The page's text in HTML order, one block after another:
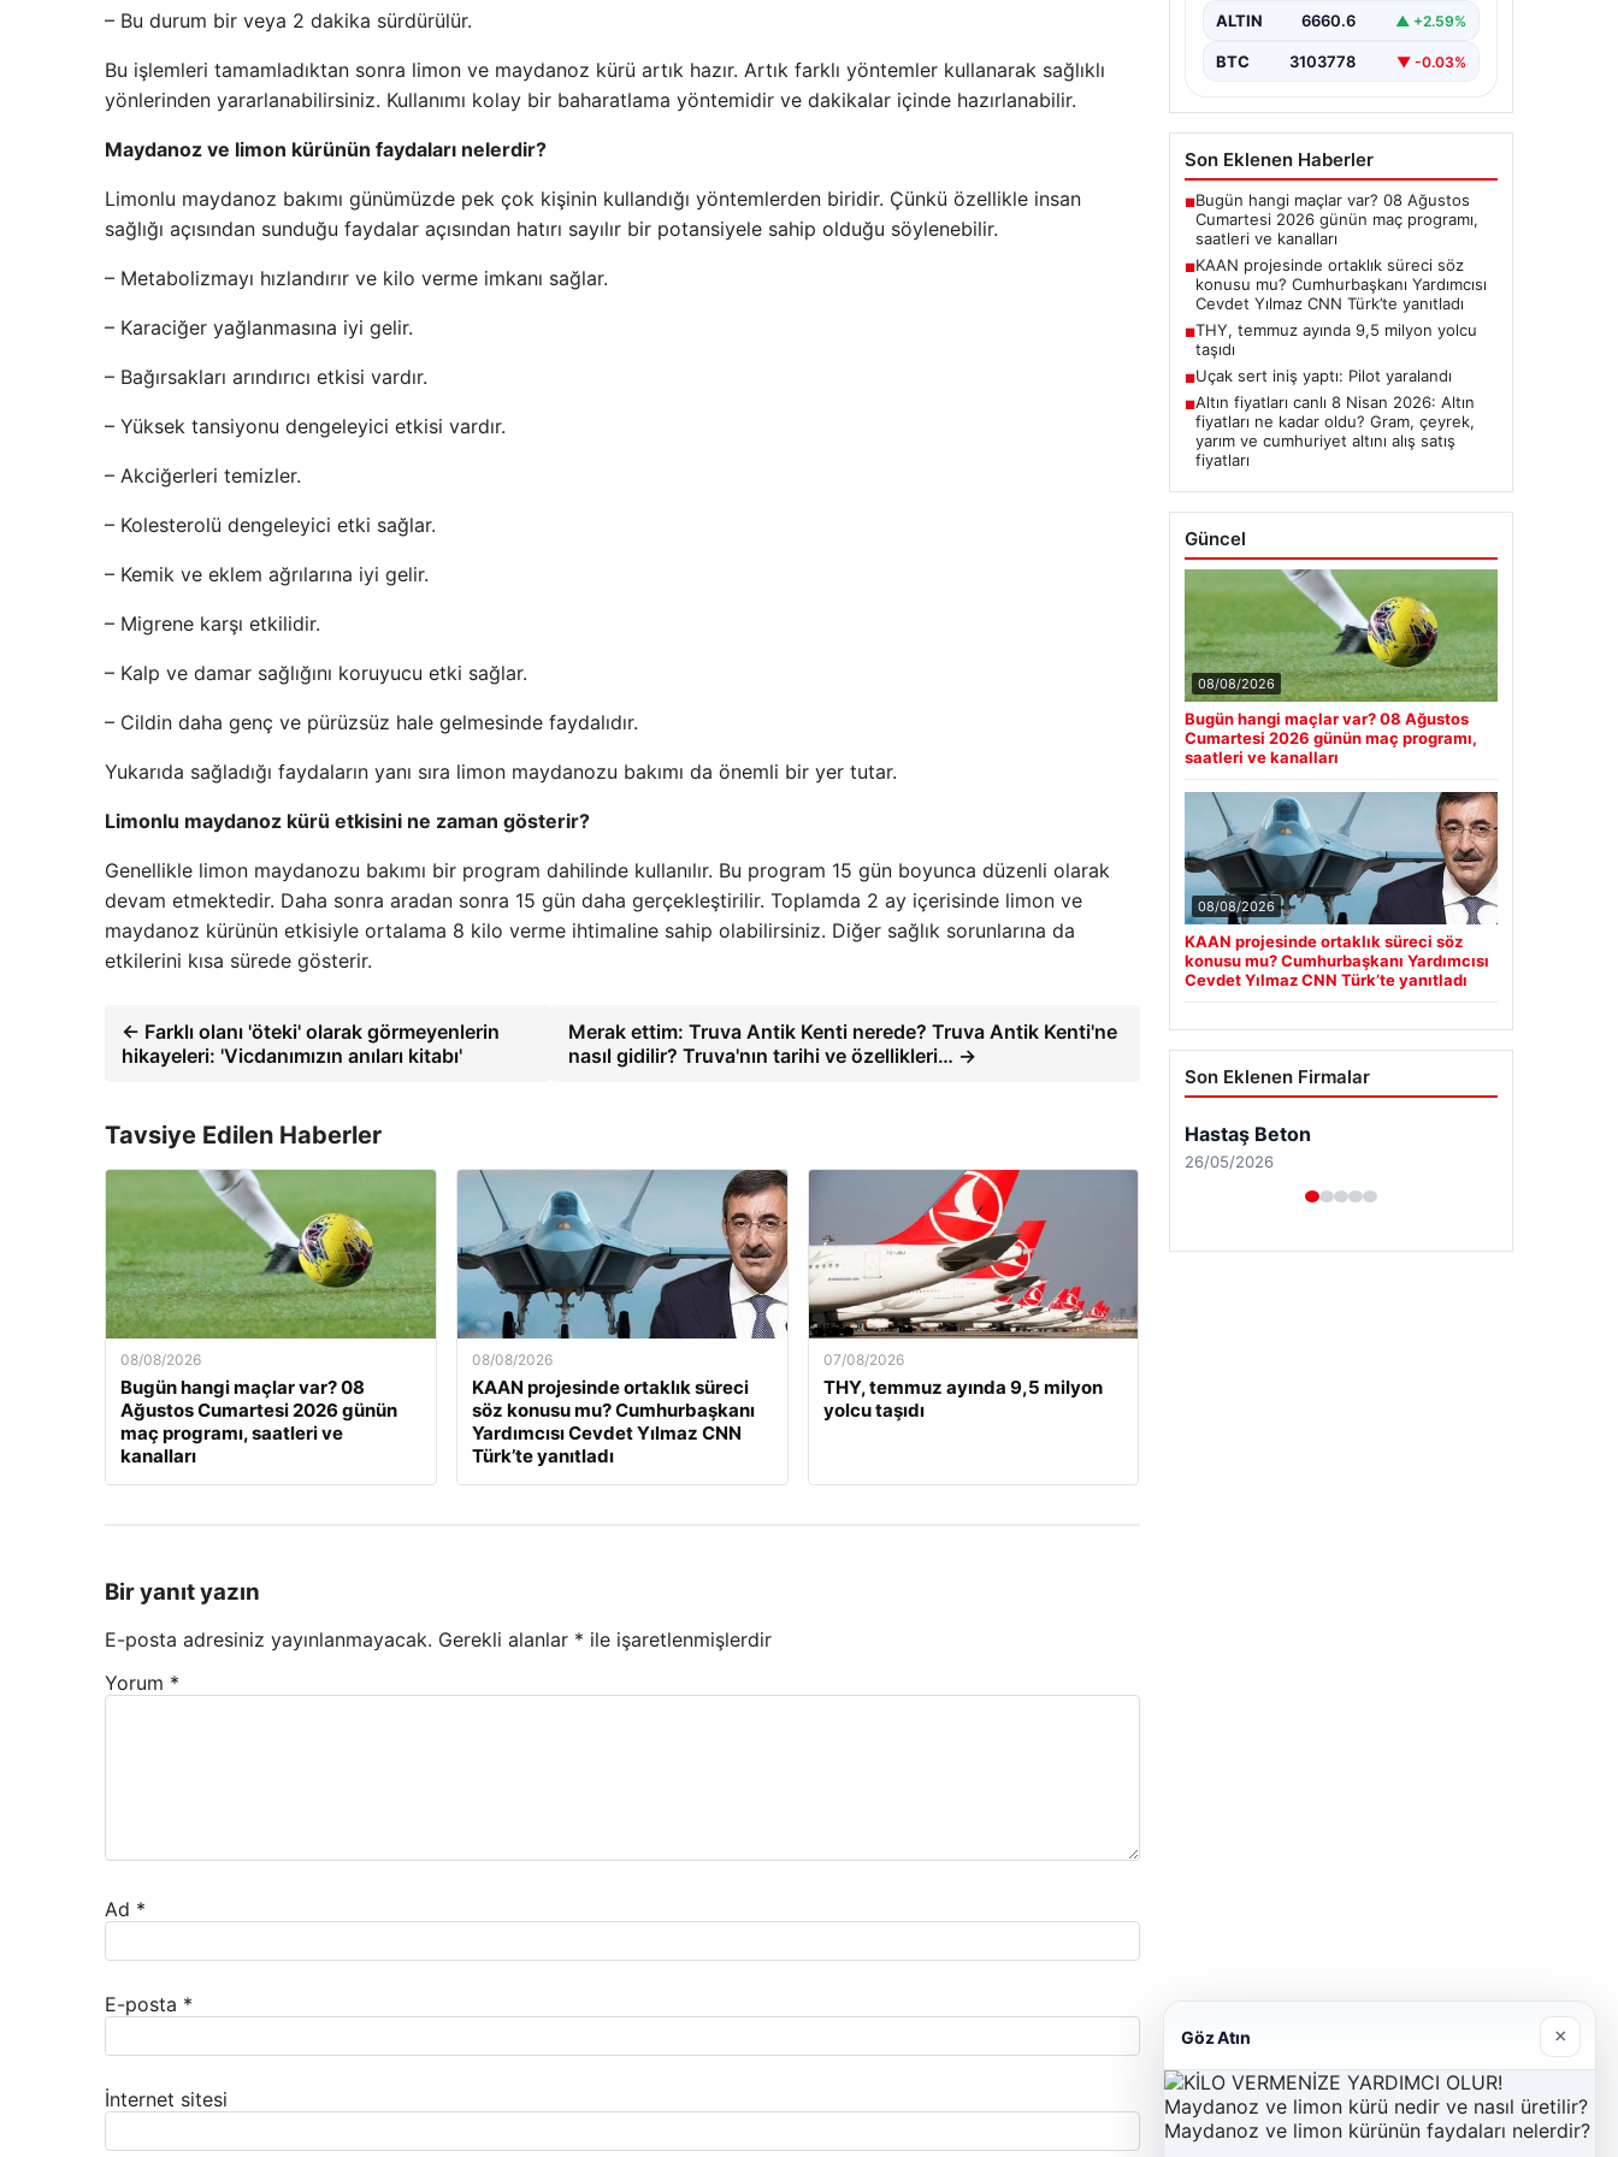
– Bu durum bir veya 2 dakika sürdürülür.
Bu işlemleri tamamladıktan sonra limon ve maydanoz kürü artık hazır. Artık farklı yöntemler kullanarak sağlıklı
yönlerinden yararlanabilirsiniz. Kullanımı kolay bir baharatlama yöntemidir ve dakikalar içinde hazırlanabilir.
Maydanoz ve limon kürünün faydaları nelerdir?
Limonlu maydanoz bakımı günümüzde pek çok kişinin kullandığı yöntemlerden biridir. Çünkü özellikle insan
sağlığı açısından sunduğu faydalar açısından hatırı sayılır bir potansiyele sahip olduğu söylenebilir.
– Metabolizmayı hızlandırır ve kilo verme imkanı sağlar.
– Karaciğer yağlanmasına iyi gelir.
– Bağırsakları arındırıcı etkisi vardır.
– Yüksek tansiyonu dengeleyici etkisi vardır.
– Akciğerleri temizler.
– Kolesterolü dengeleyici etki sağlar.
– Kemik ve eklem ağrılarına iyi gelir.
– Migrene karşı etkilidir.
– Kalp ve damar sağlığını koruyucu etki sağlar.
– Cildin daha genç ve pürüzsüz hale gelmesinde faydalıdır.
Yukarıda sağladığı faydaların yanı sıra limon maydanozu bakımı da önemli bir yer tutar.
Limonlu maydanoz kürü etkisini ne zaman gösterir?
Genellikle limon maydanozu bakımı bir program dahilinde kullanılır. Bu program 15 gün boyunca düzenli olarak
devam etmektedir. Daha sonra aradan sonra 15 gün daha gerçekleştirilir. Toplamda 2 ay içerisinde limon ve
maydanoz kürünün etkisiyle ortalama 8 kilo verme ihtimaline sahip olabilirsiniz. Diğer sağlık sorunlarına da
etkilerini kısa sürede gösterir.
← Farklı olanı 'öteki' olarak görmeyenlerin
hikayeleri: 'Vicdanımızın anıları kitabı'
Merak ettim: Truva Antik Kenti nerede? Truva Antik Kenti'ne
nasıl gidilir? Truva'nın tarihi ve özellikleri… →
Tavsiye Edilen Haberler
08/08/2026
Bugün hangi maçlar var? 08
Ağustos Cumartesi 2026 günün
maç programı, saatleri ve
kanalları
08/08/2026
KAAN projesinde ortaklık süreci
söz konusu mu? Cumhurbaşkanı
Yardımcısı Cevdet Yılmaz CNN
Türk’te yanıtladı
07/08/2026
THY, temmuz ayında 9,5 milyon
yolcu taşıdı
Bir yanıt yazın
E-posta adresiniz yayınlanmayacak. Gerekli alanlar * ile işaretlenmişlerdir
Yorum *
Ad *
E-posta *
İnternet sitesi
yanıtladı
Cumhurbaşkanı Yardımcısı Cevdet
Mekke Ortak…
ALTIN 6660.6 ▲ +2.59%
BTC 3103778 ▼ -0.03%
Son Eklenen Haberler
■Bugün hangi maçlar var? 08 Ağustos
Cumartesi 2026 günün maç programı,
saatleri ve kanalları
■KAAN projesinde ortaklık süreci söz
konusu mu? Cumhurbaşkanı Yardımcısı
Cevdet Yılmaz CNN Türk’te yanıtladı
■THY, temmuz ayında 9,5 milyon yolcu
taşıdı
■Uçak sert iniş yaptı: Pilot yaralandı
■Altın fiyatları canlı 8 Nisan 2026: Altın
fiyatları ne kadar oldu? Gram, çeyrek,
yarım ve cumhuriyet altını alış satış
fiyatları
Güncel
08/08/2026
Bugün hangi maçlar var? 08 Ağustos
Cumartesi 2026 günün maç programı,
saatleri ve kanalları
08/08/2026
KAAN projesinde ortaklık süreci söz
konusu mu? Cumhurbaşkanı Yardımcısı
Cevdet Yılmaz CNN Türk’te yanıtladı
Son Eklenen Firmalar
Göz Atın ×